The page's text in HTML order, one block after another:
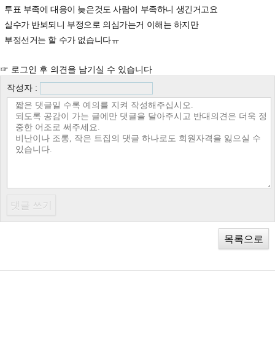
투표 부족에 대응이 늦은것도 사람이 부족하니 생긴거고요
실수가 반뵈되니 부정으로 의심가는거 이해는 하지만
부정선거는 할 수가 없습니다ㅠ
☞ 로그인 후 의견을 남기실 수 있습니다
작성자 :
목록으로